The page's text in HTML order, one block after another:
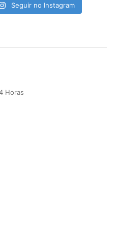
Seguir no Instagram
Horas